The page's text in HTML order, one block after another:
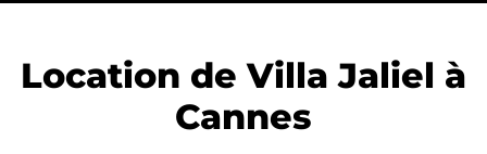
Location de Villa Jaliel à
Cannes